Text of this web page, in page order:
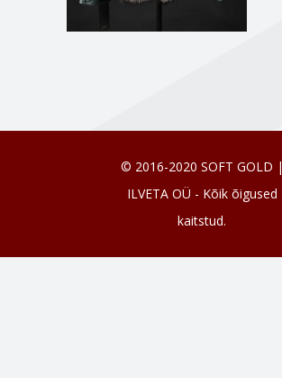
© 2016-2020 SOFT GOLD |
ILVETA OÜ - Kõik õigused
kaitstud.